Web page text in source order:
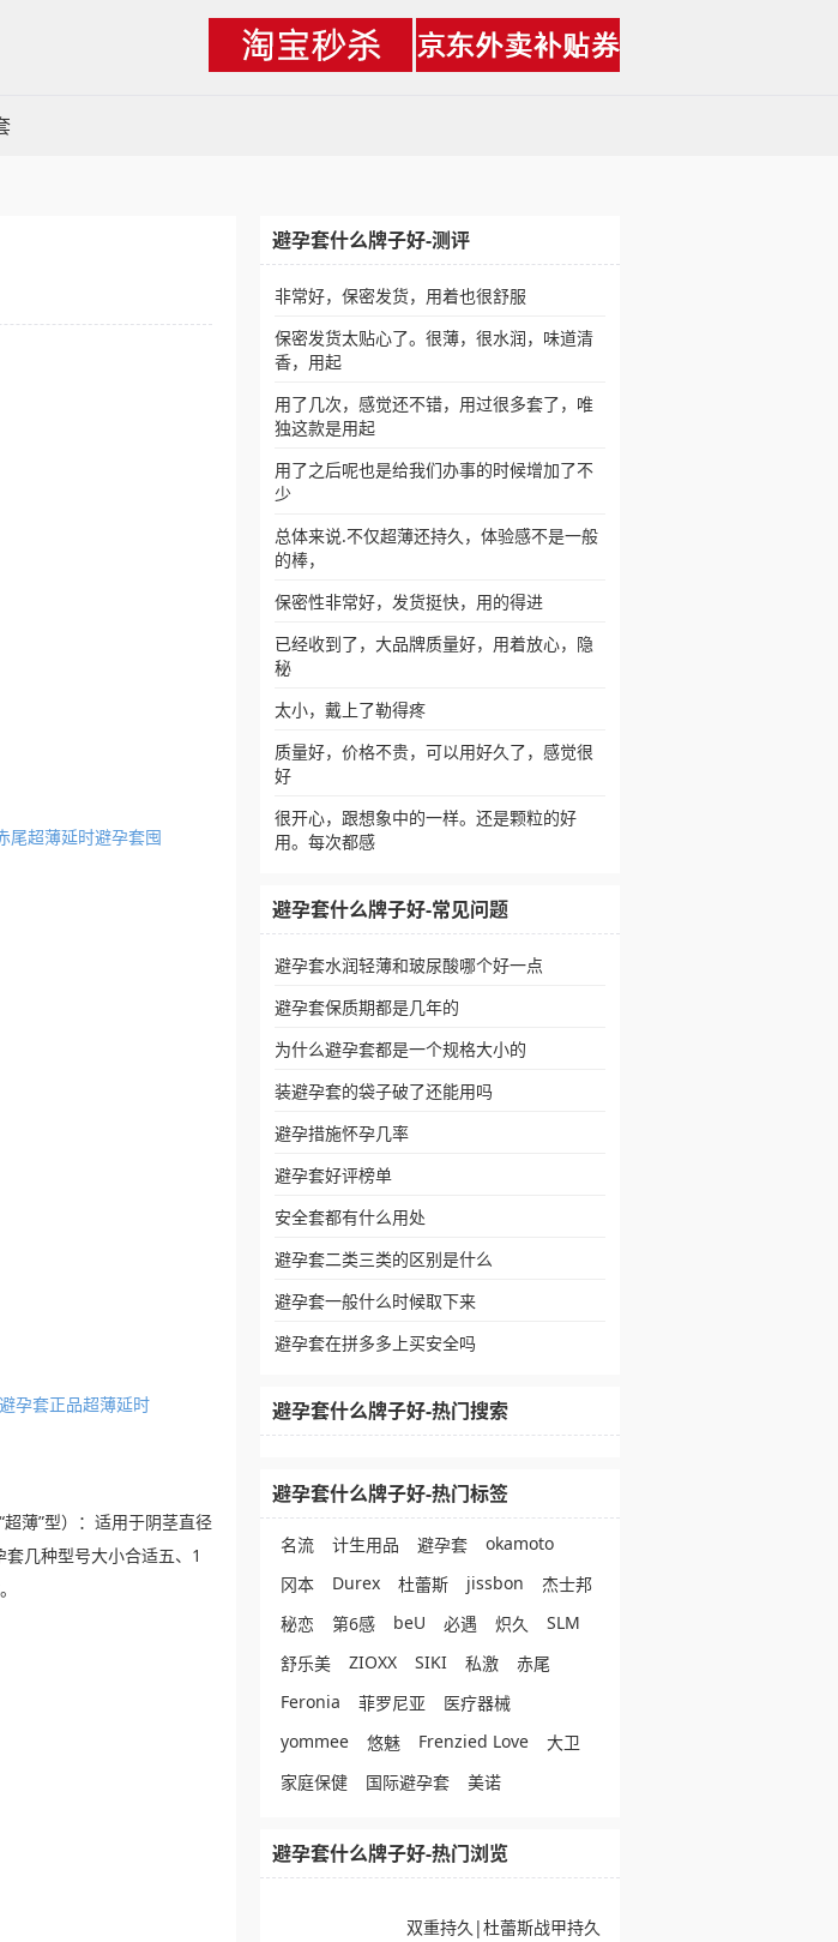
尾超薄延时避孕套囤
孕套正品超薄延时
薄”型）：适用于阴茎直径
几种型号大小合适五、1
避孕套什么牌子好-测评
非常好，保密发货，用着也很舒服
保密发货太贴心了。很薄，很水润，味道清
香，用起
用了几次，感觉还不错，用过很多套了，唯
独这款是用起
用了之后呢也是给我们办事的时候增加了不
少
总体来说.不仅超薄还持久，体验感不是一般
的棒，
保密性非常好，发货挺快，用的得进
已经收到了，大品牌质量好，用着放心，隐
秘
太小，戴上了勒得疼
质量好，价格不贵，可以用好久了，感觉很
好
很开心，跟想象中的一样。还是颗粒的好
用。每次都感
避孕套什么牌子好-常见问题
避孕套水润轻薄和玻尿酸哪个好一点
避孕套保质期都是几年的
为什么避孕套都是一个规格大小的
装避孕套的袋子破了还能用吗
避孕措施怀孕几率
避孕套好评榜单
安全套都有什么用处
避孕套二类三类的区别是什么
避孕套一般什么时候取下来
避孕套在拼多多上买安全吗
避孕套什么牌子好-热门搜索
避孕套什么牌子好-热门标签
名流 计生用品 避孕套
okamoto
冈本
Durex 杜蕾斯 jissbon
杰士邦
秘恋
第6感 beU 必遇 炽久
SLM
舒乐美
ZIOXX SIKI 私激
赤尾
Feronia
菲罗尼亚
医疗器械
yommee
悠魅 Frenzied Love
大卫
家庭保健
国际避孕套 美诺
避孕套什么牌子好-热门浏览
双重持久|杜蕾斯战甲持久